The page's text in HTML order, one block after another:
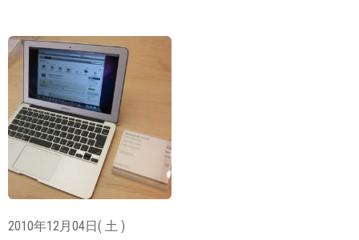
2010年12月04日( 土 )